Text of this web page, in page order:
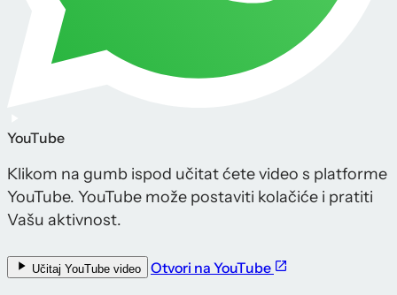
YouTube
Klikom na gumb ispod učitat ćete video s platforme
YouTube. YouTube može postaviti kolačiće i pratiti
Vašu aktivnost.
Učitaj YouTube video Otvori na YouTube